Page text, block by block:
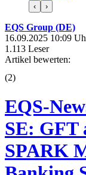
‹ ›
EQS Group (DE)
16.09.2025 10:09
1.113 Leser
Artikel bewerten:
(2)
EQS-
SE: GFT
SPARK